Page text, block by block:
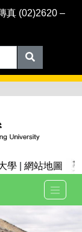
真 (02)2620 –
學 網站地圖